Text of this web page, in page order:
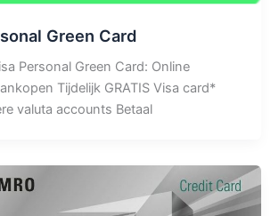
Green Card
Personal Green Card: Online
Tijdelijk GRATIS Visa card*
valuta accounts Betaal